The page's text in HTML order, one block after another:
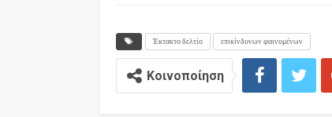
Έκτακτο δελτίο επικίνδυνων φαινομένων
Κοινοποίηση